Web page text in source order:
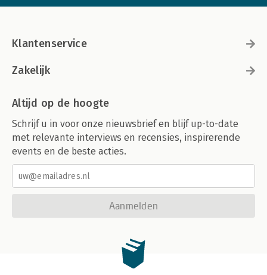
Klantenservice
Zakelijk
Altijd op de hoogte
Schrijf u in voor onze nieuwsbrief en blijf up-to-date
met relevante interviews en recensies, inspirerende
events en de beste acties.
Aanmelden